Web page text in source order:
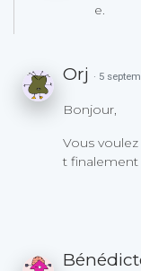
e.
Orj · 5
Bonjour,
Vous
t finalement